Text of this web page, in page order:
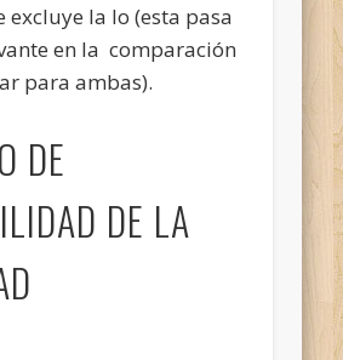
excluye la Io (esta pasa
en la comparación
para ambas).
DE
DE LA